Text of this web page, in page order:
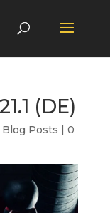
(DE)
Blog Posts | 0